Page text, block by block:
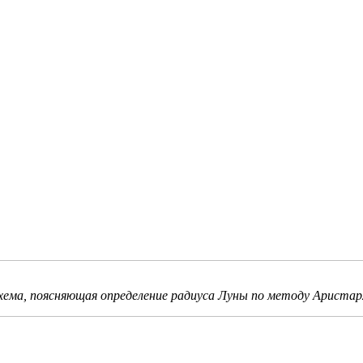
поясняющая определение радиуса Луны по методу